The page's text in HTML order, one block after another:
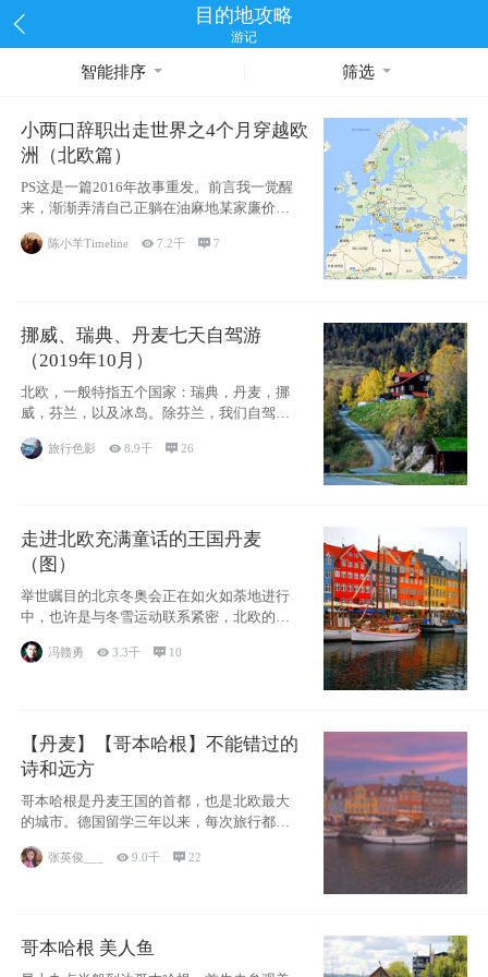
目的地攻略
游记
智能排序 筛选
小两口辞职出走世界之4个月穿越欧
洲（北欧篇）
PS这是一篇2016年故事重发。前言我一觉醒
来，渐渐弄清自己正躺在油麻地某家廉价宾
馆
陈小羊Timeline 7.2千 7
挪威、瑞典、丹麦七天自驾游
（2019年10月）
北欧，一般特指五个国家：瑞典，丹麦，挪
威，芬兰，以及冰岛。除芬兰，我们自驾游
旅行色影 8.9千 26
走进北欧充满童话的王国丹麦
（图）
举世瞩目的北京冬奥会正在如火如荼地进行
中，也许是与冬雪运动联系紧密，北欧的一
些国家因
冯赣勇 3.3千  10
【丹麦】【哥本哈根】不能错过的
诗和远方
哥本哈根是丹麦王国的首都，也是北欧最大
的城市。德国留学三年以来，每次旅行都是
张英俊___ 9.0千 22
哥本哈根 美人鱼